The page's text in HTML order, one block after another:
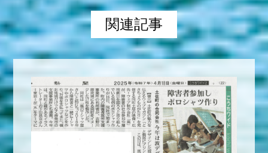
関連記事